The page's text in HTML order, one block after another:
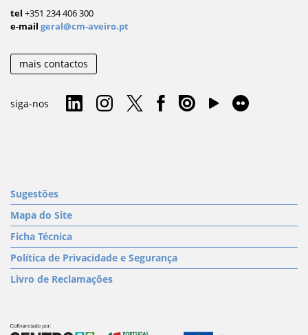
tel +351 234 406 300
e-mail geral@cm-aveiro.pt
mais contactos
siga-nos
Sugestões
Mapa do Site
Ficha Técnica
Política de Privacidade e Segurança
Livro de Reclamações